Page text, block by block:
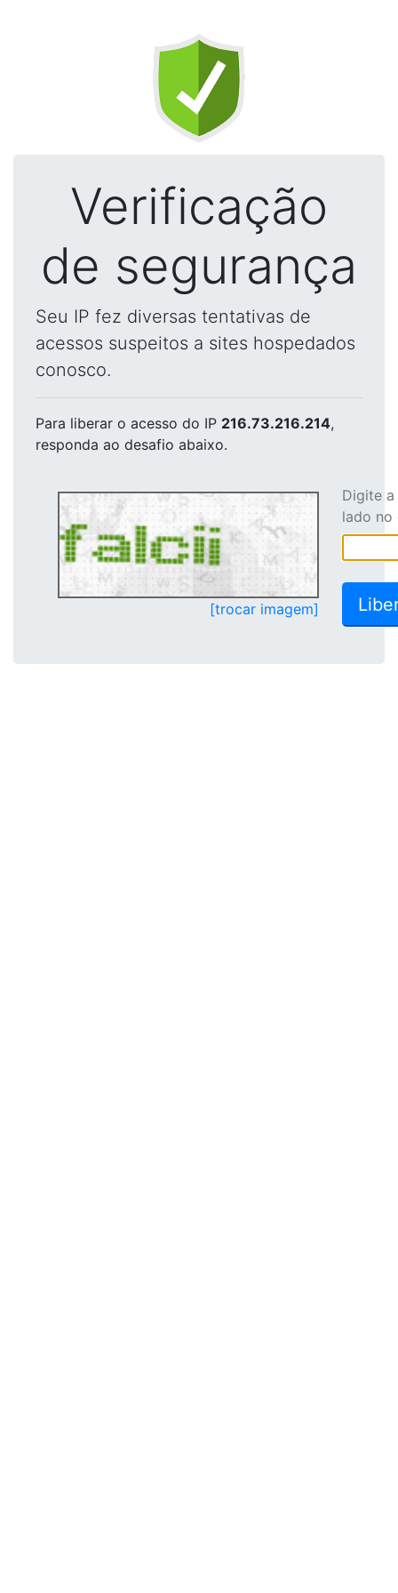
Verificação
de segurança
Seu IP fez diversas tentativas de
acessos suspeitos a sites hospedados
conosco.
Para liberar o acesso do IP 216.73.216.214,
responda ao desafio abaixo.
[trocar imagem]
Digite
lado no